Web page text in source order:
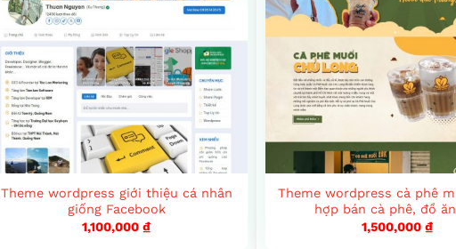
Theme wordpress giới thiệu cá nhân
giống Facebook
1,100,000 ₫
Theme wordpress cà phê
hợp bán cà phê, đồ
1,500,000 ₫